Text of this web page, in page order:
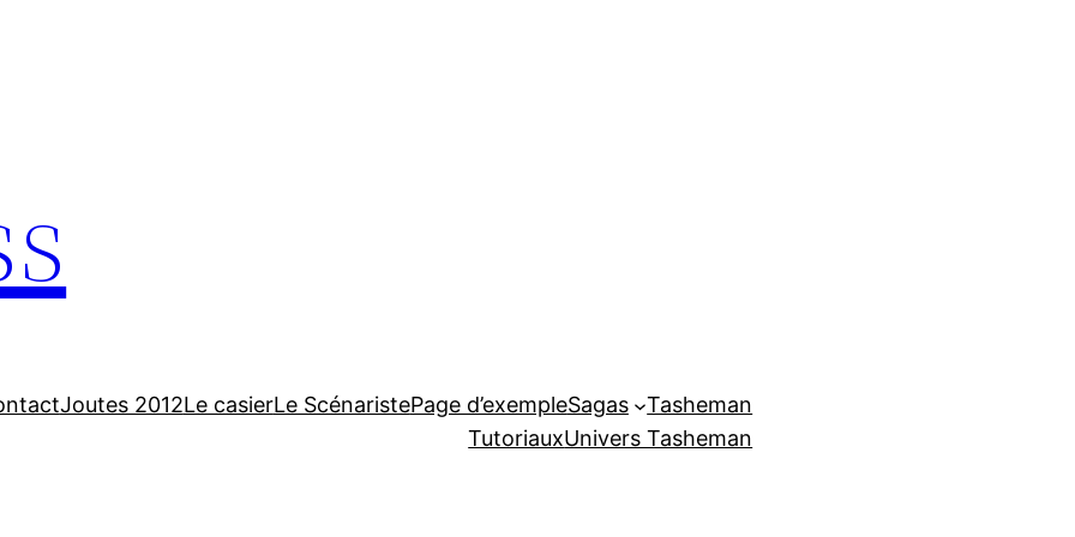
Joutes 2012Le casierLe ScénaristePage d’exempleSagas
Tasheman
TutoriauxUnivers Tasheman